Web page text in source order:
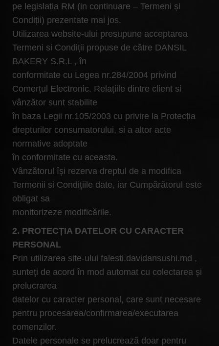
pe legislația RM (in continuare – Termeni și
Condiții) prezentate mai jos.
Utilizarea website-ului presupune acceptarea
Termeni si Condiții propuse de către DANSIL
BAKERY S.R.L , în
conformitate cu Legea nr.284/2004 privind
Comerțul Electronic. Relațiile dintre client si
vânzător sunt stabilite
în baza Legii nr.105/2003 cu privire la Protecția
drepturilor consumatorului, si a altor acte
normative adoptate
în conformitate cu aceasta.
Vânzătorul își rezerva dreptul de a modifica
Termenii si Condițiile date, iar Cumpărătorul este
obligat sa
monitorizeze modificările.
2. PROTECȚIA DATELOR CU CARACTER
PERSONAL
Prin utilizarea site-ului falesti.davidansushi.md ,
sunteți de acord în mod automat cu colectarea și
prelucrarea
datelor cu caracter personal, care sunt necesare
pentru procesarea/confirmarea/executarea
comenzilor.
Datele personale se prelucrează doar pentru